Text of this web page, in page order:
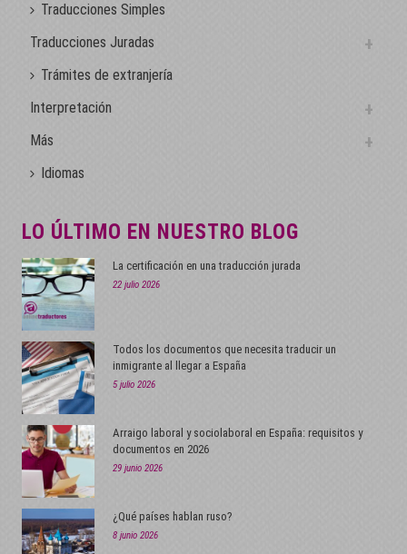
Traducciones Simples
Traducciones Juradas
Trámites de extranjería
Interpretación
Más
Idiomas
LO ÚLTIMO EN NUESTRO BLOG
La certificación en una traducción jurada
22 julio 2026
Todos los documentos que necesita traducir un
inmigrante al llegar a España
5 julio 2026
Arraigo laboral y sociolaboral en España: requisitos y
documentos en 2026
29 junio 2026
¿Qué países hablan ruso?
8 junio 2026